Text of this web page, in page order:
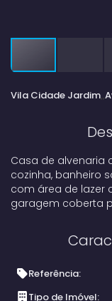
Vila Cidade Jardim
Casa de alvenaria
cozinha, banheiro
com área de lazer
garagem coberta
Referência:
Tipo de Imóvel: